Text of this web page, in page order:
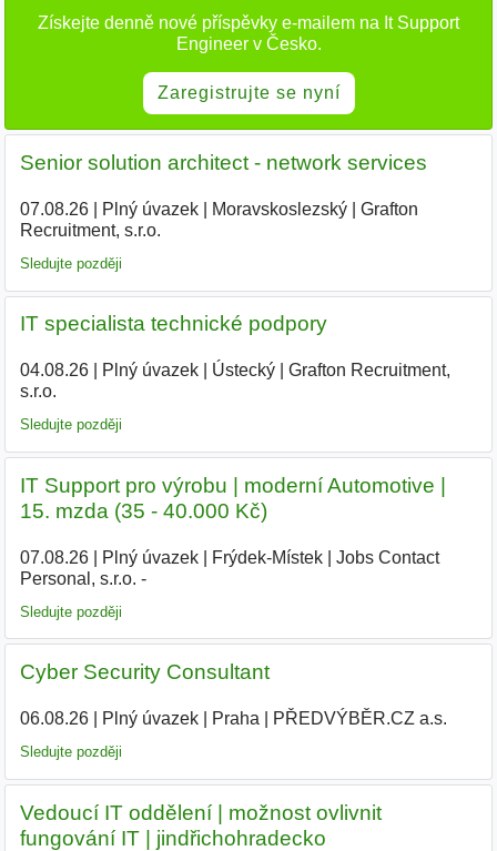
Získejte denně nové příspěvky e-mailem na It Support
Engineer v Česko.
Zaregistrujte se nyní
Senior solution architect - network services
07.08.26| Plný úvazek| Moravskoslezský|
Grafton
Recruitment, s.r.o.
Sledujte později
IT specialista technické podpory
04.08.26| Plný úvazek| Ústecký|
Grafton Recruitment,
s.r.o.
Sledujte později
IT Support pro výrobu | moderní Automotive |
15. mzda (35 - 40.000 Kč)
07.08.26| Plný úvazek| Frýdek-Místek|
Jobs Contact
Personal, s.r.o. -
Sledujte později
Cyber Security Consultant
06.08.26| Plný úvazek| Praha PŘEDVÝBĚR.CZ a.s.
Sledujte později
Vedoucí IT oddělení | možnost ovlivnit
fungování IT | jindřichohradecko